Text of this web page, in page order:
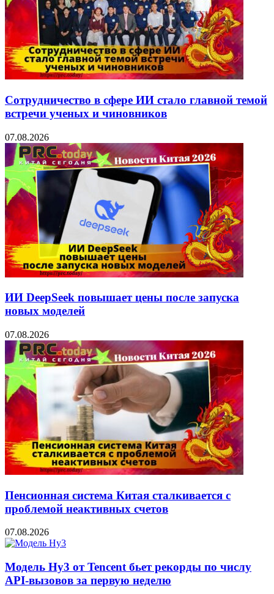
Сотрудничество в сфере ИИ стало главной темой
встречи ученых и чиновников
07.08.2026
ИИ DeepSeek повышает цены после запуска
новых моделей
07.08.2026
Пенсионная система Китая сталкивается с
проблемой неактивных счетов
07.08.2026
Модель Hy3 от Tencent бьет рекорды по числу
API-вызовов за первую неделю